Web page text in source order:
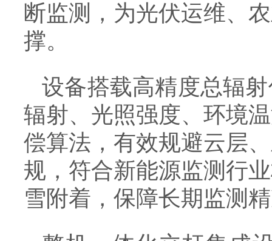
断监测，为光伏运维、
撑。
设备搭载高精度总辐
辐射、光照强度、环境
偿算法，有效规避云层
规，符合新能源监测行
雪附着，保障长期监测